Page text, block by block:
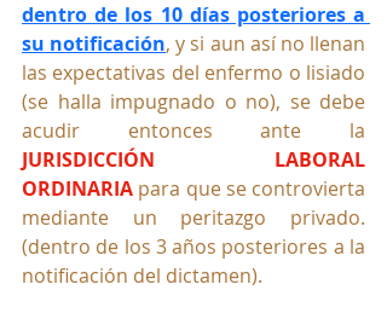
dentro de los 10 días posteriores a
su notificación, y si aun así no llenan
las expectativas del enfermo o lisiado
(se halla impugnado o no), se debe
JURISDICCIÓN LABORAL
ORDINARIA para que se controvierta
mediante un peritazgo privado.
(dentro de los 3 años posteriores a la
notificación del dictamen).